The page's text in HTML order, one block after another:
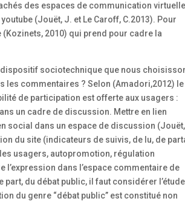
des espaces de communication
(Jouët, J. et Le Caroff, C.2013). Pour
2010) qui prend pour cadre la
sociotechnique que nous
les commentaires ? Selon (Amadori,2012)
de participation est offerte aux usagers :
un cadre de discussion. Mettre en lien
social dans un espace de discussion
du site (indicateurs de suivis, de lu, de
usagers, autopromotion, régulation
l’expression dans l’espace commentaire de
part, du débat public, il faut considérer
du genre “débat public” est constitué non